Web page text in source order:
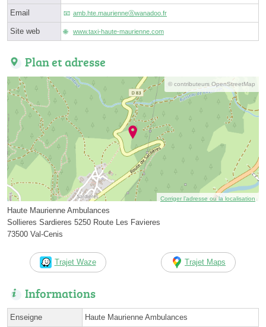
Email amb.hte.maurienneⓐwanadoo.fr
Site web www.taxi-haute-maurienne.com
Plan et adresse
© contributeurs OpenStreetMap
Corriger l’adresse ou la localisation
Haute Maurienne Ambulances
Sollieres Sardieres 5250 Route Les Favieres
73500 Val-Cenis
Trajet Waze Trajet Maps
Informations
Enseigne Haute Maurienne Ambulances